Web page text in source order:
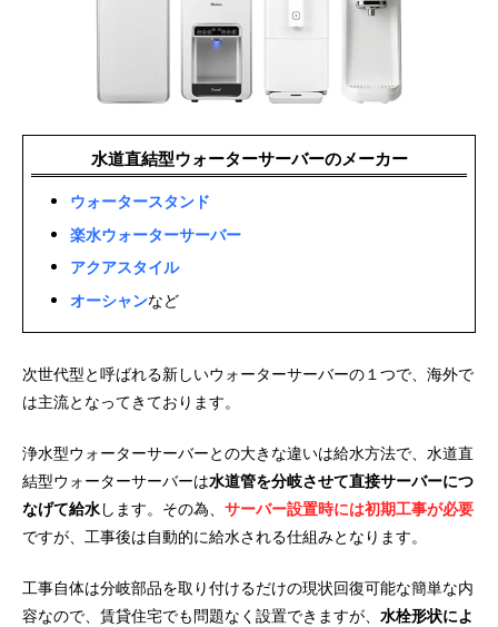
水道直結型ウォーターサーバーのメーカー
ウォータースタンド
楽水ウォーターサーバー
アクアスタイル
オーシャンなど
次世代型と呼ばれる新しいウォーターサーバーの１つで、海外で
は主流となってきております。
浄水型ウォーターサーバーとの大きな違いは給水方法で、水道直
結型ウォーターサーバーは水道管を分岐させて直接サーバーにつ
なげて給水します。その為、 サーバー設置時には初期工事が必要
ですが、工事後は自動的に給水される仕組みとなります。
工事自体は分岐部品を取り付けるだけの現状回復可能な簡単な内
容なので、賃貸住宅でも問題なく設置できますが、 水栓形状によ